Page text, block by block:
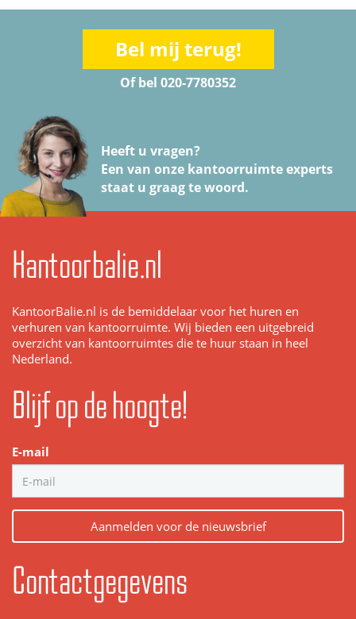
Bel mij terug!
Of bel 020-7780352
Heeft u vragen?
Een van onze kantoorruimte experts
staat u graag te woord.
Kantoorbalie.nl
KantoorBalie.nl is de bemiddelaar voor het huren en
verhuren van kantoorruimte. Wij bieden een uitgebreid
overzicht van kantoorruimtes die te huur staan in heel
Nederland.
Blijf op de hoogte!
E-mail
Aanmelden voor de nieuwsbrief
Contactgegevens